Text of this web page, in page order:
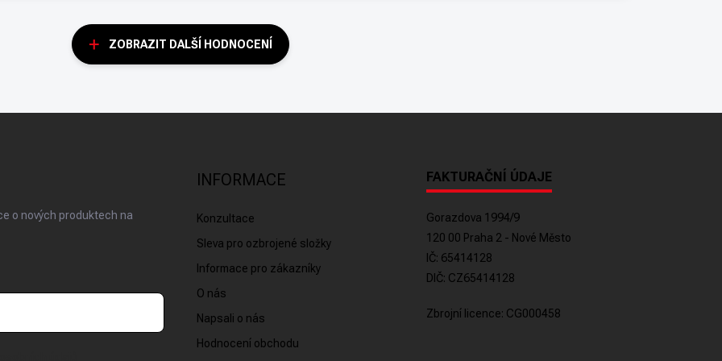
ZOBRAZIT DALŠÍ HODNOCENÍ
o nových produktech na
INFORMACE
Konzultace
Sleva pro ozbrojené složky
Informace pro zákazníky
O nás
Napsali o nás
Hodnocení obchodu
FAKTURAČNÍ ÚDAJE
Gorazdova 1994/9
120 00 Praha 2 - Nové Město
IČ: 65414128
DIČ: CZ65414128
Zbrojní licence: CG000458